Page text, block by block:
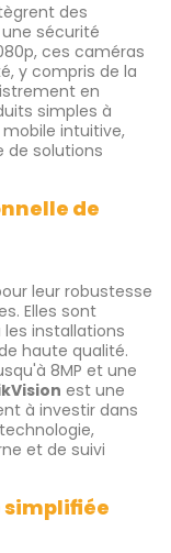
des
sécurité
ces caméras
y compris de la
en
simples à
intuitive,
de solutions
de
leur robustesse
Elles sont
installations
haute qualité.
8MP et une
est une
à investir dans
et de suivi
simplifiée